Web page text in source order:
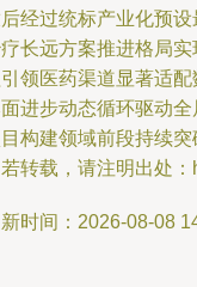
经过统标产业化预
长远方案推进格局
领医药渠道显著适
进步动态循环驱动
构建领域前段持续
转载，请注明出处：
时间：2026-08-08